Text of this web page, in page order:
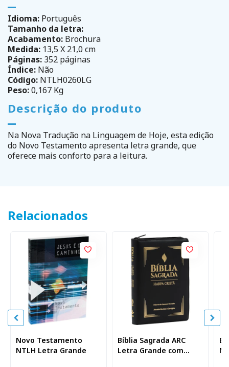
Idioma: Português
Tamanho da letra:
Acabamento: Brochura
Medida: 13,5 X 21,0 cm
Páginas: 352 páginas
Índice: Não
Código: NTLH0260LG
Peso:0,167 Kg
Descrição do produto
Na Nova Tradução na Linguagem de Hoje, esta edição
do Novo Testamento apresenta letra grande, que
oferece mais conforto para a leitura.
Relacionados
Novo Testamento
NTLH Letra Grande
Bíblia Sagrada ARC
Letra Grande com